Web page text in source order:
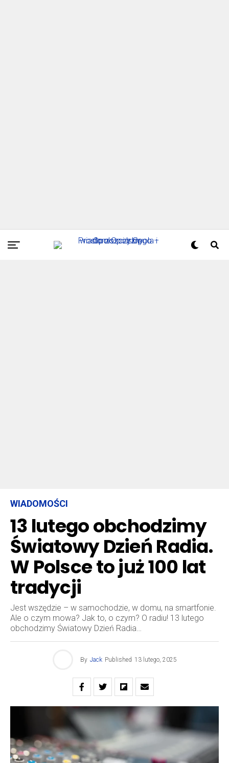
WIADOMOŚCI
13 lutego obchodzimy
Światowy Dzień Radia.
W Polsce to już 100 lat
tradycji
Jest wszędzie – w samochodzie, w domu, na smartfonie.
Ale o czym mowa? Jak to, o czym? O radiu! 13 lutego
obchodzimy Światowy Dzień Radia…
By Jack Published 13 lutego, 2025